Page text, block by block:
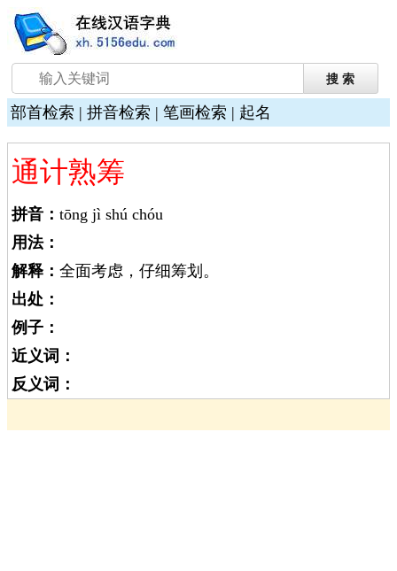
部首检索 | 拼音检索 | 笔画检索 | 起名
通计熟筹
拼音： tōng jì shú chóu
用法：
解释： 全面考虑，仔细筹划。
出处：
例子：
近义词：
反义词：